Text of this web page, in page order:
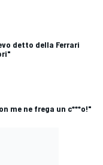
detto della Ferrari
me ne frega un c***o!"